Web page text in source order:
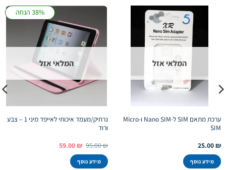
המלאי אזל
ערכת מתאם SIM ל-Nano SIM ו-Micro
SIM
25.00₪
מידע נוסף
38% הנחה
המלאי אזל
נרתיק/מעמד איכותי לאייפד מיני 1 – צבע
ורוד
95.00₪ המחיר
היה:
95.00 ₪.
59.00₪ המחיר
מידע נוסף